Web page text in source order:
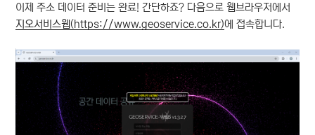
이제 주소 데이터 준비는 완료! 간단하죠? 다음으로 웹브라우저에서
지오서비스웹(https://www.geoservice.co.kr)에 접속합니다.